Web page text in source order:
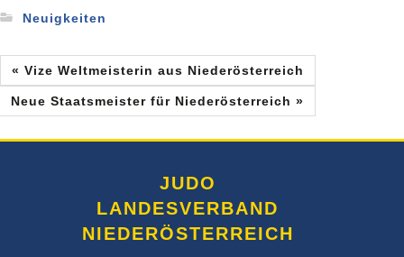
Neuigkeiten
« Vize Weltmeisterin aus Niederösterreich
Neue Staatsmeister für Niederösterreich »
JUDO
LANDESVERBAND
NIEDERÖSTERREICH